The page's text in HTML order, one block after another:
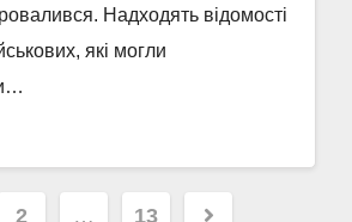
Надходять відомості
які могли
2 … 13